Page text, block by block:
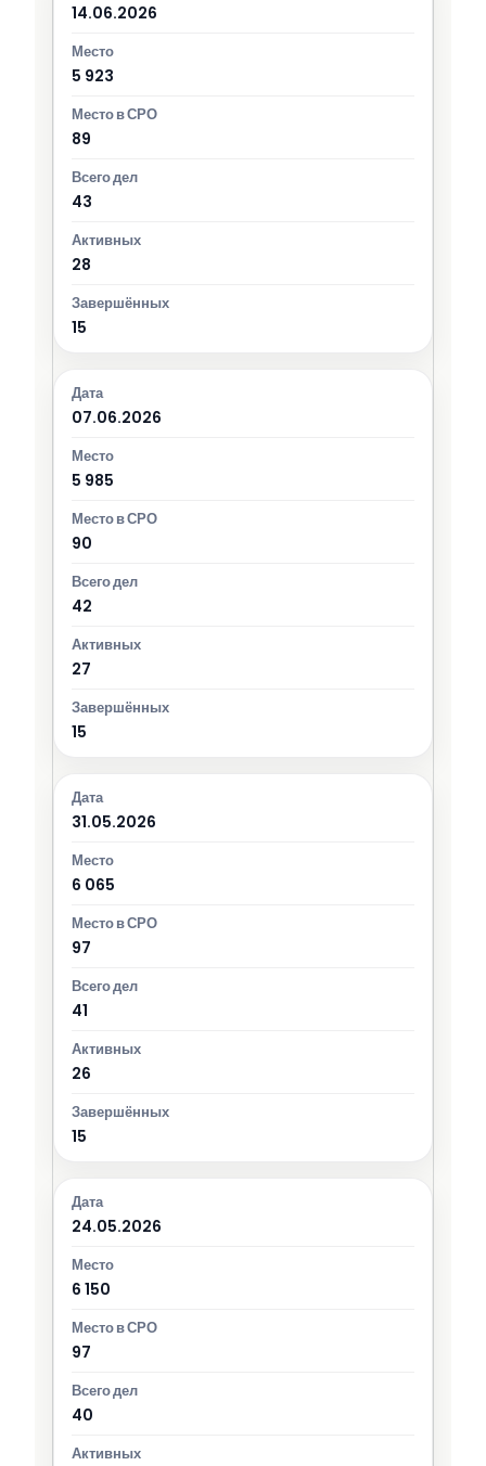
14.06.2026
5 923
89
43
28
15
07.06.2026
5 985
90
42
27
15
31.05.2026
6 065
97
41
26
15
24.05.2026
6 150
97
40